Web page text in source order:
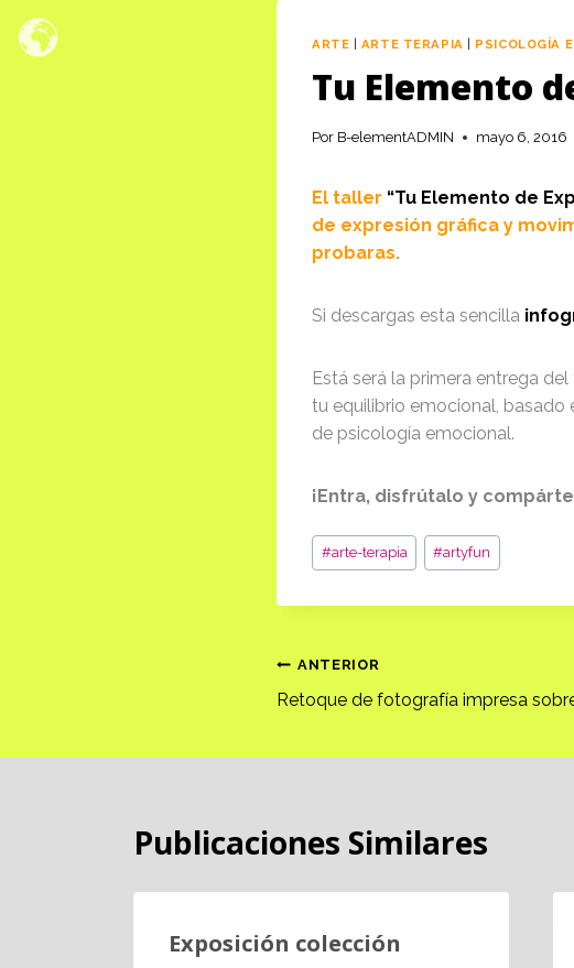
Saltar
ARTE ARTE TERAPIA PSICOLOGÍA
Tu Elemento
Por B-elementADMIN mayo 6, 2016
El taller “Tu Elemento de
de expresión gráfica y
probaras.
Si descargas esta sencilla
Está será la primera entrega
tu equilibrio emocional, basado
de psicología emocional.
¡Entra, disfrútalo y
Etiquetas
de
#arte-terapia #artyfun
Navegación
de
entradas
ANTERIOR
Retoque de fotografía impresa
Publicaciones Similares
Exposición colección